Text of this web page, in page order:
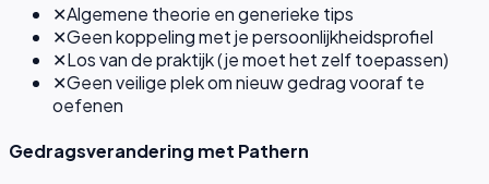
✕Algemene theorie en generieke tips
✕Geen koppeling met je persoonlijkheidsprofiel
✕Los van de praktijk (je moet het zelf toepassen)
✕Geen veilige plek om nieuw gedrag vooraf te
oefenen
Gedragsverandering met Pathern